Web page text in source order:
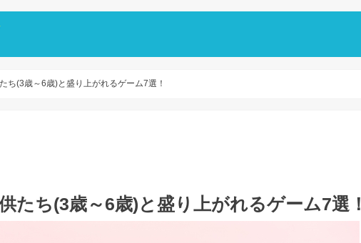
ち(3歳～6歳)と盛り上がれるゲーム7選！
たち(3歳～6歳)と盛り上がれるゲーム7選！